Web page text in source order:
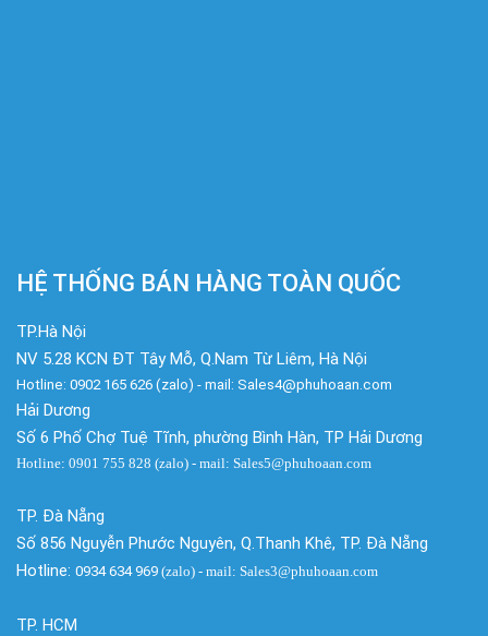
HỆ THỐNG BÁN HÀNG TOÀN QUỐC
TP.Hà Nội
NV 5.28 KCN ĐT Tây Mỗ, Q.Nam Từ Liêm, Hà Nội
Hotline: 0902 165 626 (zalo) - mail: Sales4@phuhoaan.com
Hải Dương
Số 6 Phố Chợ Tuệ Tĩnh, phường Bình Hàn, TP Hải Dương
Hotline: 0901 755 828 (zalo) - mail: Sales5@phuhoaan.com
TP. Đà Nẵng
Số 856 Nguyễn Phước Nguyên, Q.Thanh Khê, TP. Đà Nẵng
Hotline: 0934 634 969 (zalo) - mail: Sales3@phuhoaan.com
TP. HCM